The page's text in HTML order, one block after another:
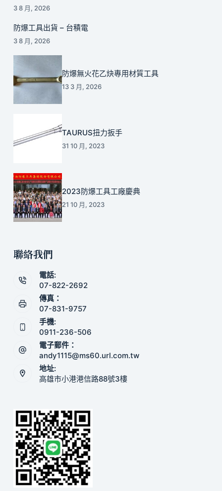
3 8 月, 2026
防爆工具出貨 – 台積電
3 8 月, 2026
防爆無火花乙炔專用材質工具
13 3 月, 2026
TAURUS扭力扳手
31 10 月, 2023
2023防爆工具工廠慶典
21 10 月, 2023
聯絡我們
電話:
07-822-2692
傳真：
07-831-9757
手機:
0911-236-506
電子郵件：
andy1115@ms60.url.com.tw
地址:
高雄市小港港信路88號3樓